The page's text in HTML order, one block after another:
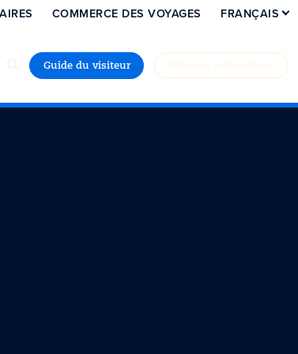
Guide du visiteur
COMMERCE DES VOYAGES FRANÇAIS